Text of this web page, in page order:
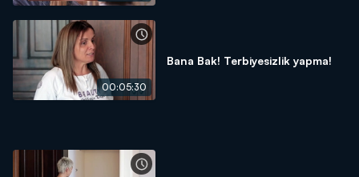
00:05:30
Bana Bak! Terbiyesizlik yapma!